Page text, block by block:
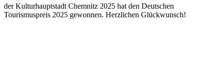
der Kulturhauptstadt Chemnitz 2025 hat den Deutschen
Tourismuspreis 2025 gewonnen. Herzlichen Glückwunsch!